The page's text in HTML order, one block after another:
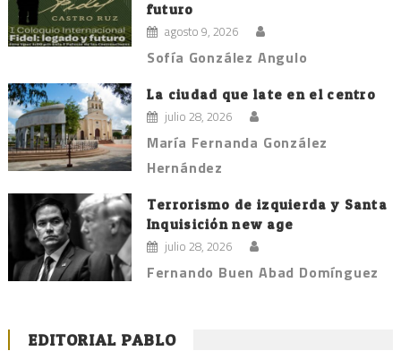
futuro
agosto 9, 2026
Sofía González Angulo
La ciudad que late en el centro
julio 28, 2026
María Fernanda González
Hernández
Terrorismo de izquierda y Santa
Inquisición new age
julio 28, 2026
Fernando Buen Abad Domínguez
EDITORIAL PABLO